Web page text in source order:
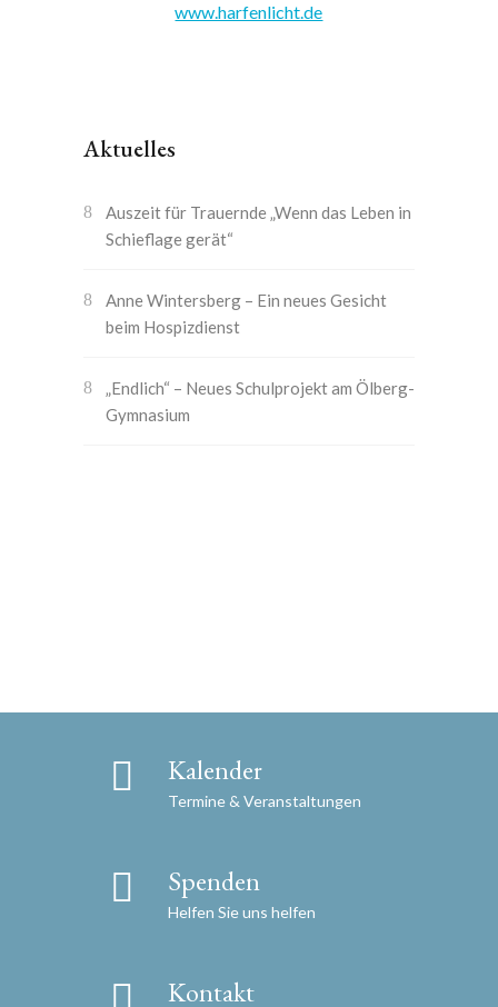
www.harfenlicht.de
Aktuelles
Auszeit für Trauernde „Wenn das Leben in
Schieflage gerät“
Anne Wintersberg – Ein neues Gesicht
beim Hospizdienst
„Endlich“ – Neues Schulprojekt am Ölberg-
Gymnasium
Kalender
Termine & Veranstaltungen
Spenden
Helfen Sie uns helfen
Kontakt